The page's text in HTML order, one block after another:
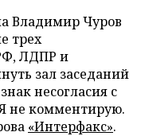
Владимир Чуров
трех
ЛДПР и
зал заседаний
несогласия с
не комментирую.
«Интерфакс».